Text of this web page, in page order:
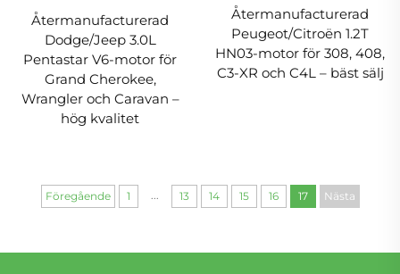
Återmanufacturerad
Dodge/Jeep 3.0L
Pentastar V6-motor för
Grand Cherokee,
Wrangler och Caravan –
hög kvalitet
Återmanufacturerad
Peugeot/Citroën 1.2T
HN03-motor för 308, 408,
C3-XR och C4L – bäst sälj
Föregående 1 13 14 15 16 17 Nästa